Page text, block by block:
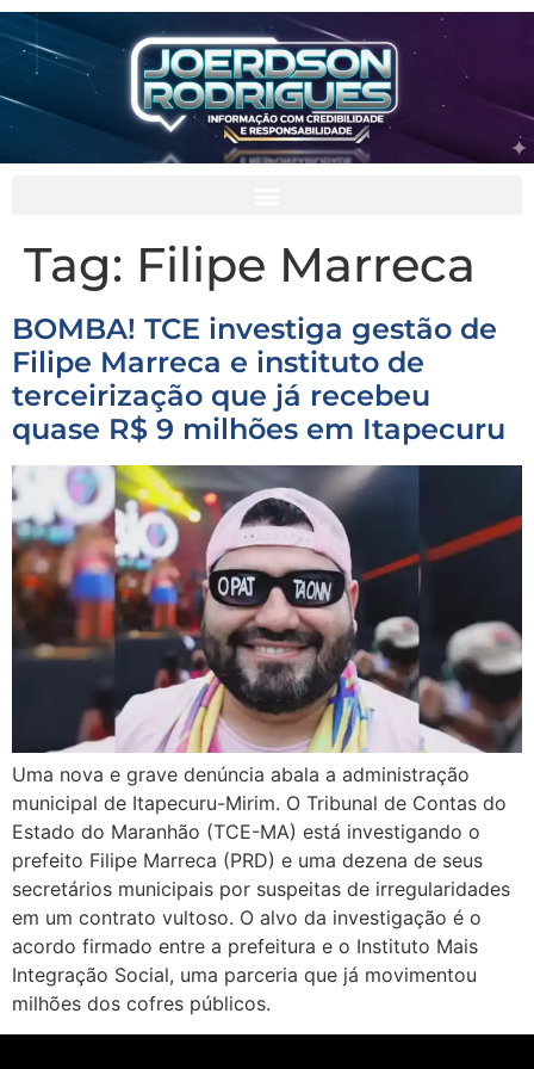
Tag: Filipe Marreca
BOMBA! TCE investiga gestão de
Filipe Marreca e instituto de
terceirização que já recebeu
quase R$ 9 milhões em Itapecuru
Uma nova e grave denúncia abala a administração
municipal de Itapecuru-Mirim. O Tribunal de Contas do
Estado do Maranhão (TCE-MA) está investigando o
prefeito Filipe Marreca (PRD) e uma dezena de seus
secretários municipais por suspeitas de irregularidades
em um contrato vultoso. O alvo da investigação é o
acordo firmado entre a prefeitura e o Instituto Mais
Integração Social, uma parceria que já movimentou
milhões dos cofres públicos.